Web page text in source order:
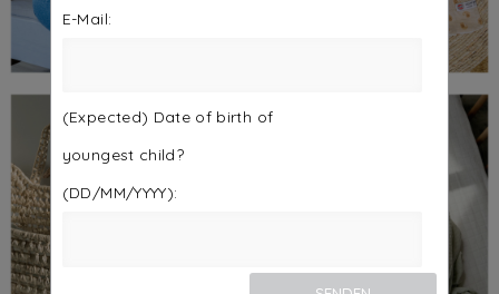
E-Mail:
(Expected) Date of birth of
youngest child?
(DD/MM/YYYY):